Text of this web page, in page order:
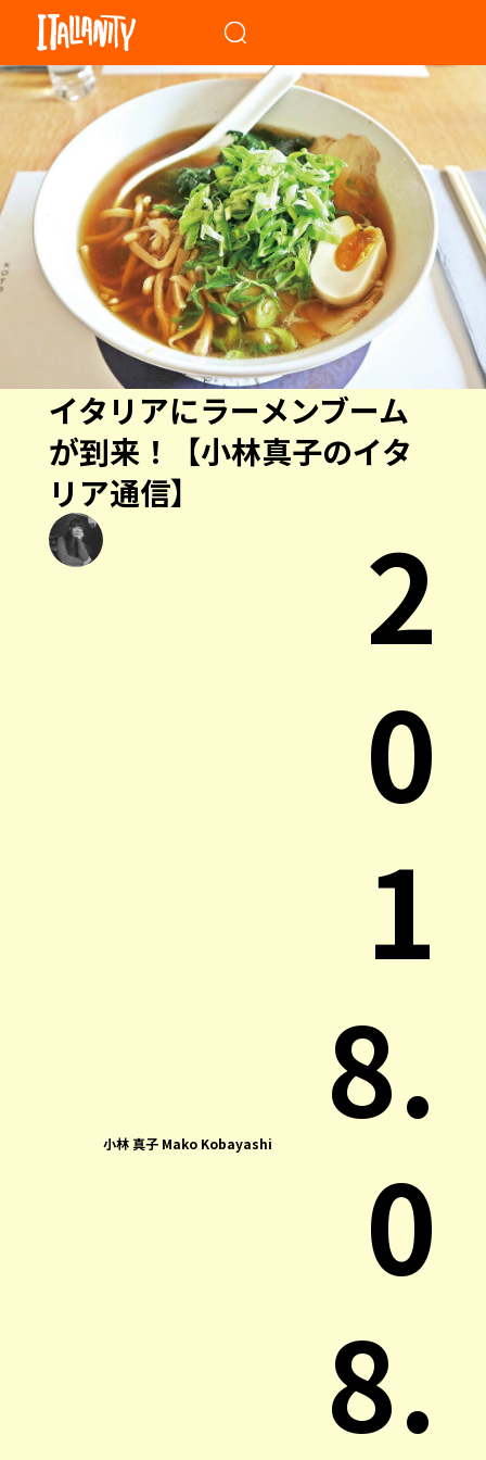
イタリアにラーメンブーム
が到来！【小林真子のイタ
リア通信】
小林 真子 Mako Kobayashi
2
0
1
8.
0
8.